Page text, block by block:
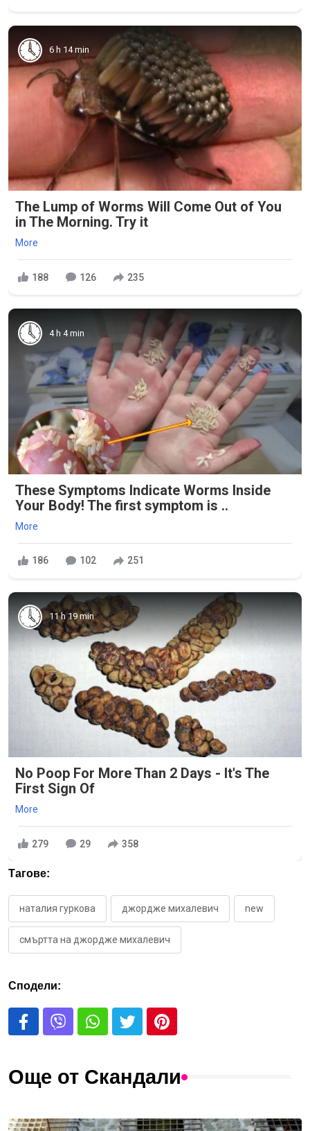
6 h 14 min
The Lump of Worms Will Come Out of You
in The Morning. Try it
More
188 126 235
4 h 4 min
These Symptoms Indicate Worms Inside
Your Body! The first symptom is ..
More
186 102 251
11 h 19 min
No Poop For More Than 2 Days - It's The
First Sign Of
More
279 29 358
Тагове:
наталия гуркова джордже михалевич new
смъртта на джордже михалевич
Сподели:
Още от Скандали